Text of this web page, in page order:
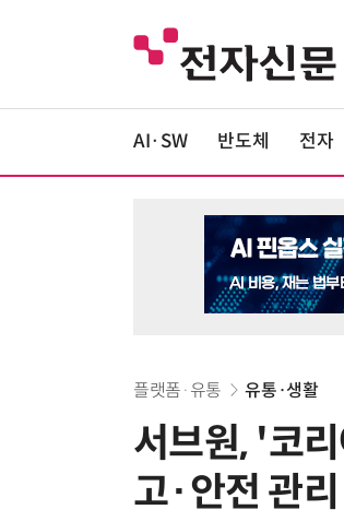
AI·SW 반도체 전자
플랫폼·유통 유통·생활
서브원, '코
고·안전 관